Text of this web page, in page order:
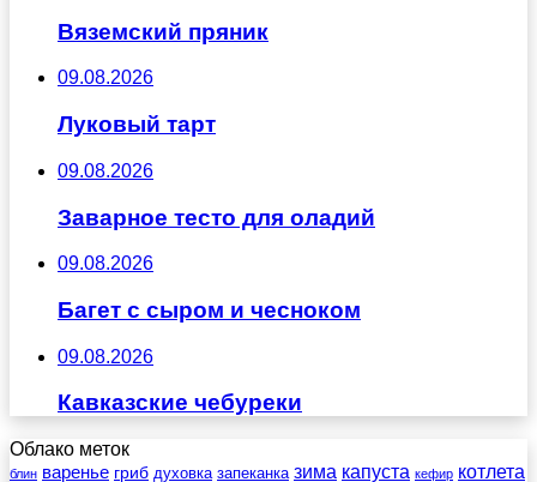
Вяземский пряник
09.08.2026
Луковый тарт
09.08.2026
Заварное тесто для оладий
09.08.2026
Багет с сыром и чесноком
09.08.2026
Кавказские чебуреки
Облако меток
блин варенье гриб духовка запеканка зима капуста кефир котлета